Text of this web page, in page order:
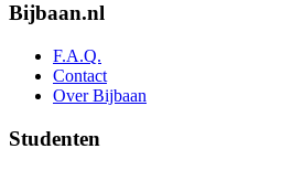
Bijbaan.nl
F.A.Q.
Contact
Over Bijbaan
Studenten